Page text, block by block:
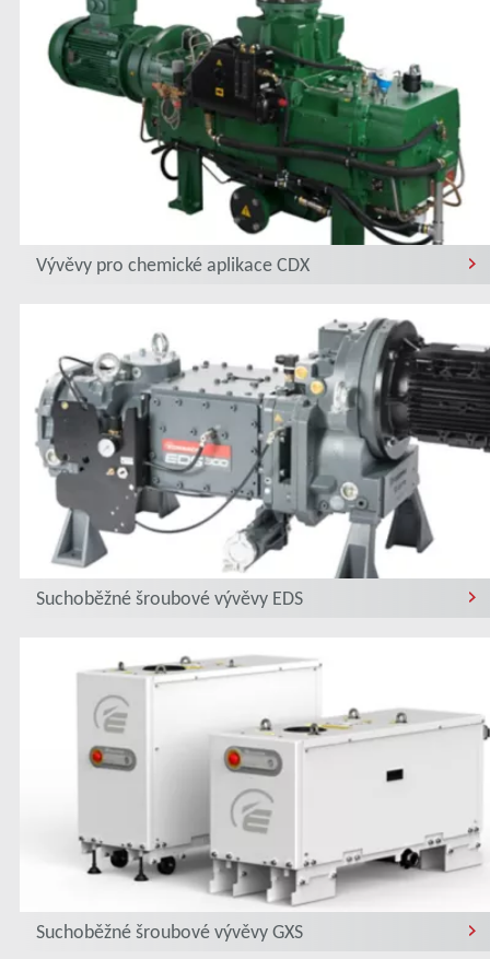
Vývěvy pro chemické aplikace CDX
Suchoběžné šroubové vývěvy EDS
Suchoběžné šroubové vývěvy GXS